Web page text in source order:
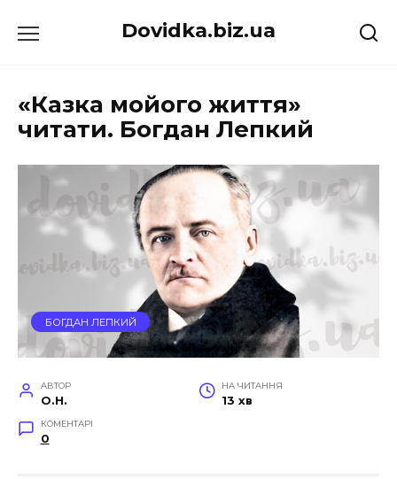
до
Dovidka.biz.ua
«Казка мойого життя»
читати. Богдан Лепкий
БОГДАН ЛЕПКИЙ
АВТОР
O.H.
НА ЧИТАННЯ
13 хв
КОМЕНТАРІ
0